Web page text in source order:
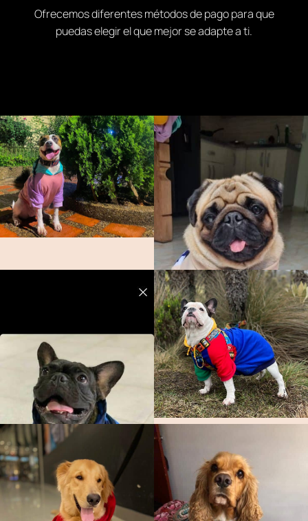
Ofrecemos diferentes métodos de pago para que
puedas elegir el que mejor se adapte a ti.